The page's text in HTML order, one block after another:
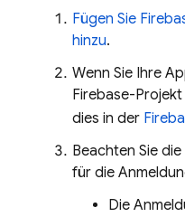
Fügen Sie
hinzu.
Wenn Sie Ihre
Firebase-
dies in der
Beachten Sie
für die
Die